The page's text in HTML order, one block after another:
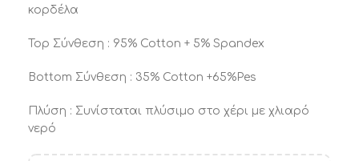
κορδέλα
Top Σύνθεση : 95% Cotton + 5% Spandex
Bottom Σύνθεση : 35% Cotton +65%Pes
Πλύση : Συνίσταται πλύσιμο στο χέρι με χλιαρό
νερό